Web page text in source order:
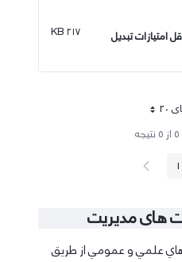
امتیازات تبدیل
۲۱۷ KB
هر صفحه
صفحه1 صفحه
بعد
های مدیریت
هاي علمي و عمومي از طريق